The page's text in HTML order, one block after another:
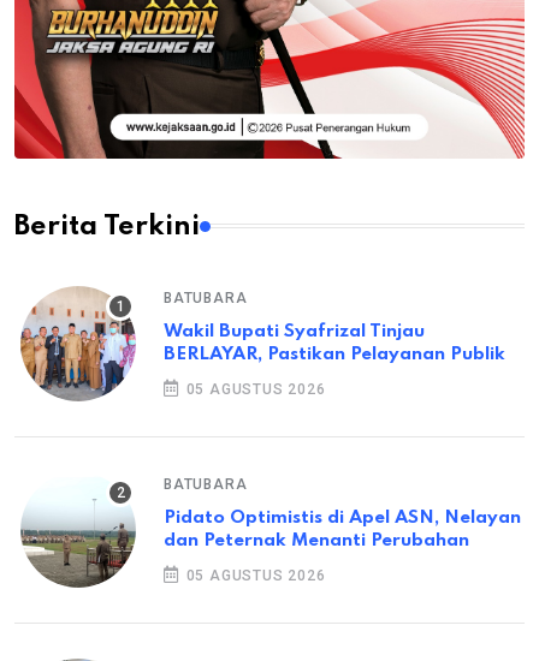
Berita Terkini
BATUBARA
Wakil Bupati Syafrizal Tinjau
BERLAYAR, Pastikan Pelayanan Publik
05 AGUSTUS 2026
BATUBARA
Pidato Optimistis di Apel ASN, Nelayan
dan Peternak Menanti Perubahan
05 AGUSTUS 2026